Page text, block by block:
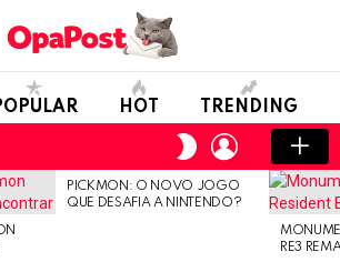
HOT TRENDING
SWITCH
SKIN
LOGIN
PICKMON: O NOVO JOGO
QUE DESAFIA A NINTENDO?
RE3